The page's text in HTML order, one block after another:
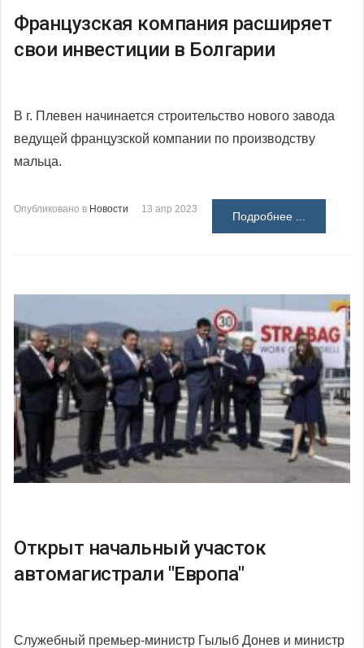
Французская компания расширяет
свои инвестиции в Болгарии
В г. Плевен начинается строительство нового завода
ведущей французской компании по производству
мальца.
Опубликовано в Новости 13 апр 2023
Подробнее ...
Открыт начальный участок
автомагистрали "Европа"
Служебный премьер-министр Гылыб Донев и министр